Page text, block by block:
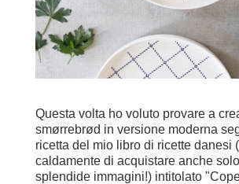
Questa volta ho voluto provare a
smørrebrød in versione moderna
ricetta del mio libro di ricette danesi
caldamente di acquistare anche
splendide immagini!) intitolato